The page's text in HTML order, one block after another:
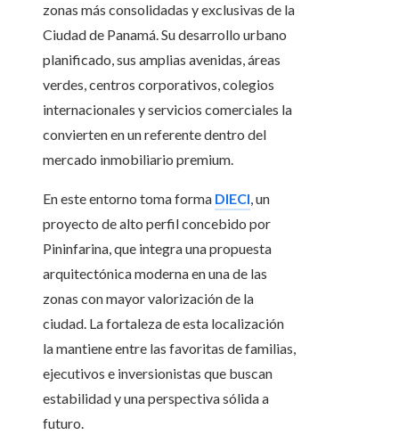
zonas más consolidadas y exclusivas de la
Ciudad de Panamá. Su desarrollo urbano
planificado, sus amplias avenidas, áreas
verdes, centros corporativos, colegios
internacionales y servicios comerciales la
convierten en un referente dentro del
mercado inmobiliario premium.
En este entorno toma forma DIECI, un
proyecto de alto perfil concebido por
Pininfarina, que integra una propuesta
arquitectónica moderna en una de las
zonas con mayor valorización de la
ciudad. La fortaleza de esta localización
la mantiene entre las favoritas de familias,
ejecutivos e inversionistas que buscan
estabilidad y una perspectiva sólida a
futuro.